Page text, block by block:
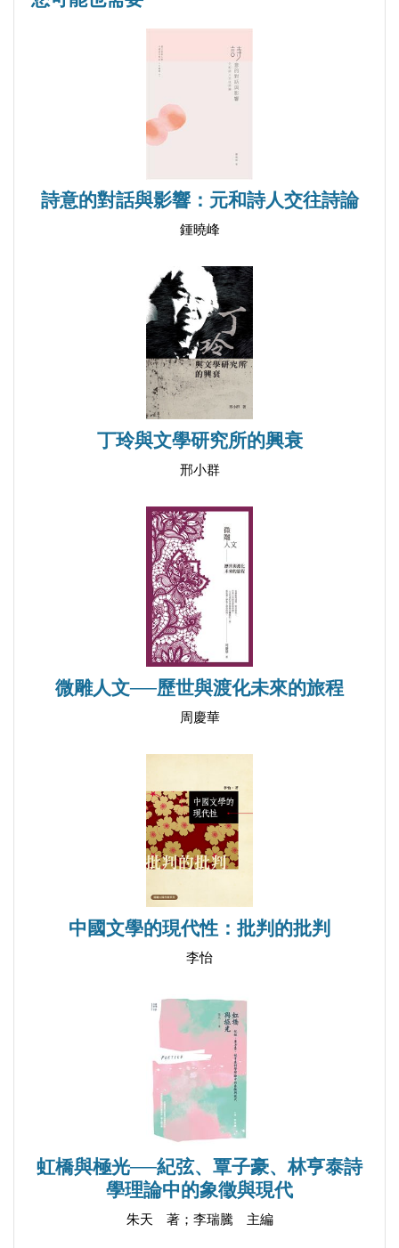
揭示國民性病態的一面鏡子──讀魯迅的〈祝福〉
男性視閾中的女性觀照──讀魯迅的〈傷逝〉、葉聖
「東方產生的最美的抒情詩」──中日學者談〈故
寬容與復仇──魯迅〈復仇（其二）〉與《聖經》之
比較
沿著天才的腳跡前行──論魯迅對二十年代鄉土作家
「用無我的愛，自己犧牲於後起新人」──論魯迅對
青年一代的關心與教育
淺談魯迅對《紅樓夢》的評論
走進魯迅的藝術世界
魯迅研究之研究
一部回憶魯迅集大成之著──《魯迅回憶錄》小談
先生近幾年的魯迅研究
深入探究魯迅的複雜與深刻──評嚴家炎《論魯迅的
於細微處見精神於灑脫中現精彩──讀《吳中杰評點
探究殖民地鬥士的思想與精神──我觀韓國的魯迅研
對魯迅的評說與魯迅研究的新開拓
「要是魯迅今天還活著」話題的心理動因
魯迅的世界與世界的魯迅
詩意的對話與影響：元和詩人交往詩論
鍾曉峰
丁玲與文學研究所的興衰
邢小群
微雕人文──歷世與渡化未來的旅程
周慶華
中國文學的現代性：批判的批判
李怡
虹橋與極光──紀弦、覃子豪、林亨泰詩
學理論中的象徵與現代
朱天 著；李瑞騰 主編